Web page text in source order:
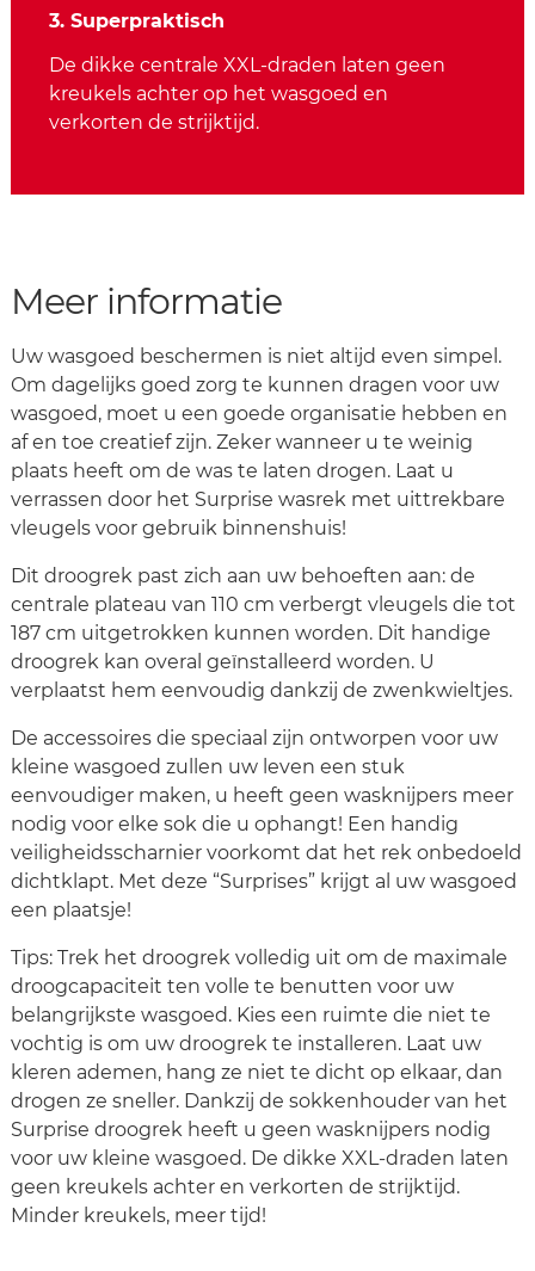
3. Superpraktisch
De dikke centrale XXL-draden laten geen
kreukels achter op het wasgoed en
verkorten de strijktijd.
Meer informatie
Uw wasgoed beschermen is niet altijd even simpel.
Om dagelijks goed zorg te kunnen dragen voor uw
wasgoed, moet u een goede organisatie hebben en
af en toe creatief zijn. Zeker wanneer u te weinig
plaats heeft om de was te laten drogen. Laat u
verrassen door het Surprise wasrek met uittrekbare
vleugels voor gebruik binnenshuis!
Dit droogrek past zich aan uw behoeften aan: de
centrale plateau van 110 cm verbergt vleugels die tot
187 cm uitgetrokken kunnen worden. Dit handige
droogrek kan overal geïnstalleerd worden. U
verplaatst hem eenvoudig dankzij de zwenkwieltjes.
De accessoires die speciaal zijn ontworpen voor uw
kleine wasgoed zullen uw leven een stuk
eenvoudiger maken, u heeft geen wasknijpers meer
nodig voor elke sok die u ophangt! Een handig
veiligheidsscharnier voorkomt dat het rek onbedoeld
dichtklapt. Met deze “Surprises” krijgt al uw wasgoed
een plaatsje!
Tips: Trek het droogrek volledig uit om de maximale
droogcapaciteit ten volle te benutten voor uw
belangrijkste wasgoed. Kies een ruimte die niet te
vochtig is om uw droogrek te installeren. Laat uw
kleren ademen, hang ze niet te dicht op elkaar, dan
drogen ze sneller. Dankzij de sokkenhouder van het
Surprise droogrek heeft u geen wasknijpers nodig
voor uw kleine wasgoed. De dikke XXL-draden laten
geen kreukels achter en verkorten de strijktijd.
Minder kreukels, meer tijd!